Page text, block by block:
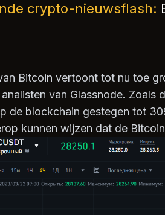
crypto-nieuwsflash:
Bitcoin vertoont tot nu toe
van Glassnode. Zoals
de blockchain gestegen tot
kunnen wijzen dat de